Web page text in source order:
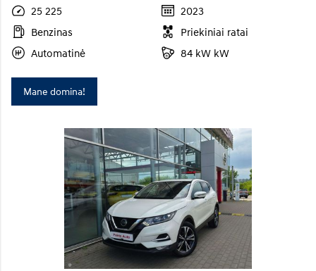
25 225
2023
Benzinas
Priekiniai ratai
Automatinė
84 kW kW
Mane domina!